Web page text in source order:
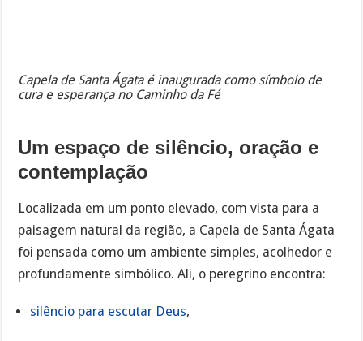
Capela de Santa Ágata é inaugurada como símbolo de
cura e esperança no Caminho da Fé
Um espaço de silêncio, oração e
contemplação
Localizada em um ponto elevado, com vista para a
paisagem natural da região, a Capela de Santa Ágata
foi pensada como um ambiente simples, acolhedor e
profundamente simbólico. Ali, o peregrino encontra:
silêncio para escutar Deus,